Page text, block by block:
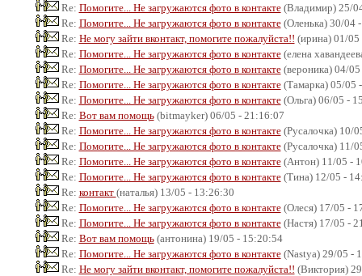
Re: Помогите... Не загружаются фото в контакте(Владимир) 25/
Re: Помогите... Не загружаются фото в контакте(Оленька) 30/04
Re: Не могу зайти вконтакт, помогите пожалуйста!! (ирина) 01/
Re: Помогите... Не загружаются фото в контакте(елена
Re: Помогите... Не загружаются фото в контакте(вероника) 04/
Re: Помогите... Не загружаются фото в контакте(Тамарка) 05/05
Re: Помогите... Не загружаются фото в контакте(Ольга) 06/05 -
Re: Вот вам помощь(bitmayker) 06/05 - 21:16:07
Re: Помогите... Не загружаются фото в контакте(Русалочка) 10/
Re: Помогите... Не загружаются фото в контакте(Русалочка) 11/
Re: Помогите... Не загружаются фото в контакте(Антон) 11/05 -
Re: Помогите... Не загружаются фото в контакте(Тина) 12/05 -
Re: контакт (наталья) 13/05 - 13:26:30
Re: Помогите... Не загружаются фото в контакте(Олеся) 17/05 -
Re: Помогите... Не загружаются фото в контакте(Настя) 17/05 -
Re: Вот вам помощь(антонина) 19/05 - 15:20:54
Re: Помогите... Не загружаются фото в контакте(Nastya) 29/05 -
Re: Не могу зайти вконтакт, помогите пожалуйста!! (Виктория)